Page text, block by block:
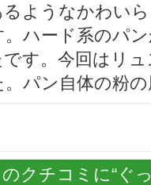
ようなかわい
ハード系のパ
す。今回はリ
パン自体の粉
クチコミに“ぐ